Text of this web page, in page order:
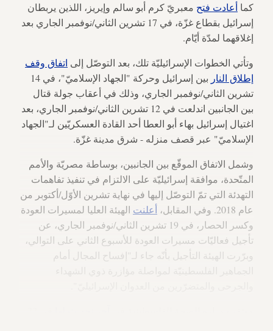
كما أعادت فتح معبريّ كرم أبو سالم وإيريز، اللذين يربطان
إسرائيل بقطاع غزّة، في 17 تشرين الثاني/نوفمبر الجاري بعد
إغلاقهما لمدّة أيّام.
وتأتي الخطوات الإسرائيليّة تلك، بعد التوصّل إلى اتفاق وقف
إطلاق النار
بين إسرائيل وحركة "الجهاد الإسلاميّ"، في 14
تشرين الثاني/نوفمبر الجاري، وذلك في أعقاب جولة قتال
بين الجانبين اندلعت في 12 تشرين الثاني/نوفمبر الجاري، بعد
اغتيال إسرائيل بهاء أبو العطا أحد القادة العسكريّين لـ"الجهاد
الإسلاميّ" عبر قصف منزله - شرق مدينة غزّة.
وشمل الاتفاق الموقّع بين الجانبين، بوساطة مصريّة والأمم
المتّحدة، موافقة إسرائيليّة على الالتزام في تنفيذ تفاهمات
التهدئة التي تمّ التوصّل إليها في نهاية تشرين الأوّل/أكتوبر من
عام 2018. وفي المقابل،
أعلنت الهيئة العليا لمسيرات العودة
وكسر الحصار، في 19 تشرين الثاني/نوفمبر الجاري، عن
تأجيل فعاليّات مسيرات العودة للأسبوع الثاني على التوالي،
وبرّرت الهيئة التأجيل بأنّه جاء لـ"إفساح المجال أمام